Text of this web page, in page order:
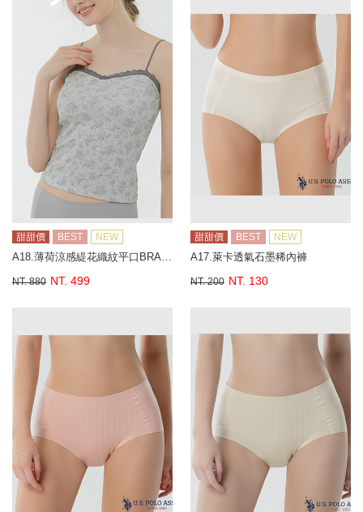
甜甜價 BEST NEW
A18.薄荷涼感緹花織紋平口BRA背心
NT. 880 NT. 499
甜甜價 BEST NEW
A17.萊卡透氣石墨稀內褲
NT. 200 NT. 130